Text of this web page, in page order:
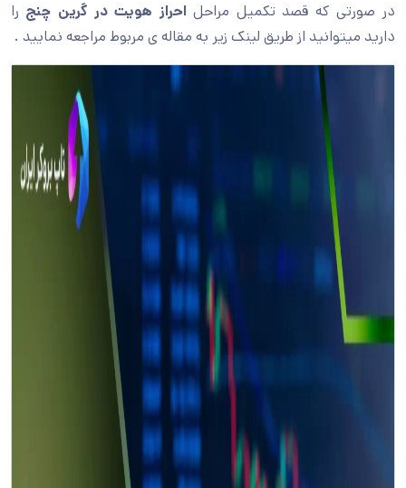
در صورتی که قصد تکمیل مراحل احراز هویت در گرین چنج را
دارید میتوانید از طریق لینک زیر به مقاله ی مربوط مراجعه نمایید .